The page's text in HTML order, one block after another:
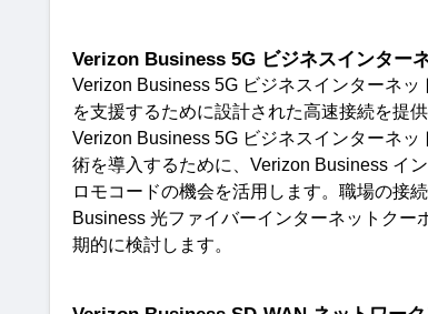
Verizon Business 5G ビジネスインター
Verizon Business 5G ビジネスインターネ
を支援するために設計された高速接続を提
Verizon Business 5G ビジネスインターネッ
術を導入するために、 Verizon Business イ
ロモコードの機会を活用します。職場の接
Business 光ファイバーインターネットクー
期的に検討します。